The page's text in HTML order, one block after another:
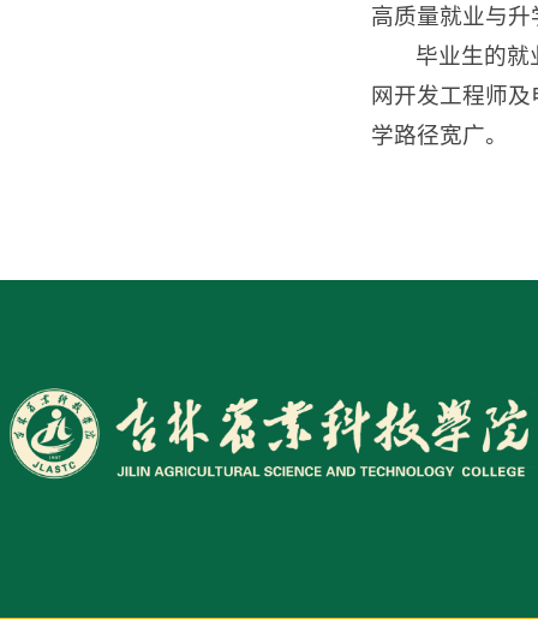
高质量就业与
毕业生的就
网开发工程师
学路径宽广。